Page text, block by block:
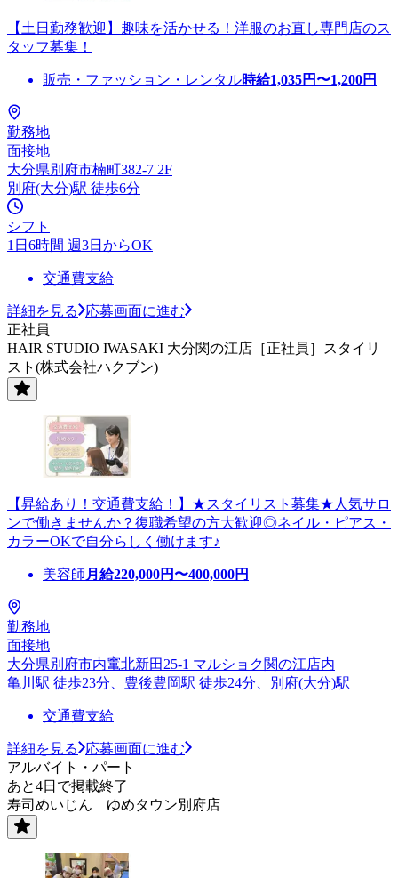
【土日勤務歓迎】趣味を活かせる！洋服のお直し専門店のス
タッフ募集！
販売・ファッション・レンタル時給1,035円〜1,200円
勤務地
面接地
大分県別府市楠町382-7 2F
別府(大分)駅 徒歩6分
シフト
1日6時間 週3日からOK
交通費支給
詳細を見る
応募画面に進む
正社員
HAIR STUDIO IWASAKI 大分関の江店［正社員］スタイリ
スト(株式会社ハクブン)
【昇給あり！交通費支給！】★スタイリスト募集★人気サロ
ンで働きませんか？復職希望の方大歓迎◎ネイル・ピアス・
カラーOKで自分らしく働けます♪
美容師 月給220,000円〜400,000円
勤務地
面接地
大分県別府市内竃北新田25-1 マルショク関の江店内
亀川駅 徒歩23分、豊後豊岡駅 徒歩24分、別府(大分)駅
交通費支給
詳細を見る
応募画面に進む
アルバイト・パート
あと4日で掲載終了
寿司めいじん ゆめタウン別府店